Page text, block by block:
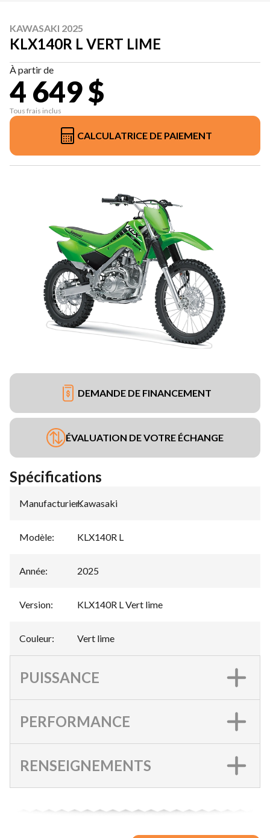
KAWASAKI 2025
KLX140R L VERT LIME
À partir de
4 649 $
Tous frais inclus
CALCULATRICE DE PAIEMENT
DEMANDE DE FINANCEMENT
ÉVALUATION DE VOTRE ÉCHANGE
Spécifications
Manufacturier:
Kawasaki
Modèle: KLX140R L
Année: 2025
Version: KLX140R L Vert lime
Couleur: Vert lime
PUISSANCE
PERFORMANCE
RENSEIGNEMENTS